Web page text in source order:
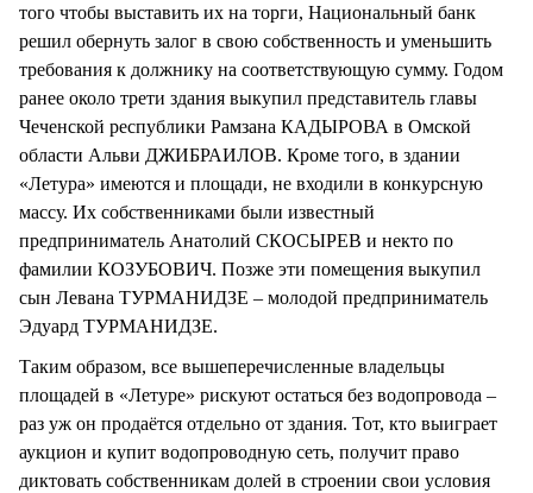
того чтобы выставить их на торги, Национальный банк
решил обернуть залог в свою собственность и уменьшить
требования к должнику на соответствующую сумму. Годом
ранее около трети здания выкупил представитель главы
Чеченской республики Рамзана КАДЫРОВА в Омской
области Альви ДЖИБРАИЛОВ. Кроме того, в здании
«Летура» имеются и площади, не входили в конкурсную
массу. Их собственниками были известный
предприниматель Анатолий СКОСЫРЕВ и некто по
фамилии КОЗУБОВИЧ. Позже эти помещения выкупил
сын Левана ТУРМАНИДЗЕ – молодой предприниматель
Эдуард ТУРМАНИДЗЕ.
Таким образом, все вышеперечисленные владельцы
площадей в «Летуре» рискуют остаться без водопровода –
раз уж он продаётся отдельно от здания. Тот, кто выиграет
аукцион и купит водопроводную сеть, получит право
диктовать собственникам долей в строении свои условия